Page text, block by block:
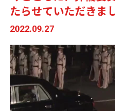
たらせていただきま
2022.09.27